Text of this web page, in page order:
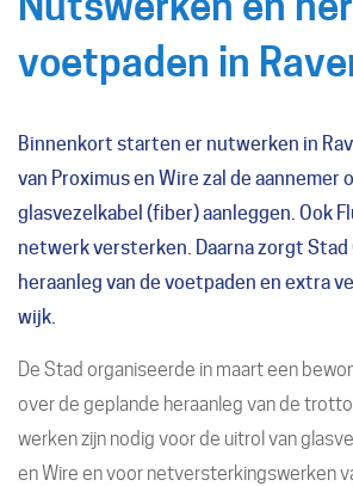
voetpaden in
Binnenkort starten er nutwerken in
van Proximus en Wire zal de aannemer
glasvezelkabel (fiber) aanleggen. Ook
netwerk versterken. Daarna zorgt Stad
heraanleg van de voetpaden en extra
wijk.
De Stad organiseerde in maart een
over de geplande heraanleg van de
werken zijn nodig voor de uitrol van
en Wire en voor netversterkingswerken